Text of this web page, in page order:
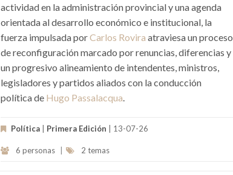
actividad en la administración provincial y una agenda
orientada al desarrollo económico e institucional, la
fuerza impulsada porCarlos Rovira atraviesa un proceso
de reconfiguración marcado por renuncias, diferencias y
un progresivo alineamiento de intendentes, ministros,
legisladores y partidos aliados con la conducción
política de Hugo Passalacqua.
Política Primera Edición | 13-07-26
6 personas 2 temas